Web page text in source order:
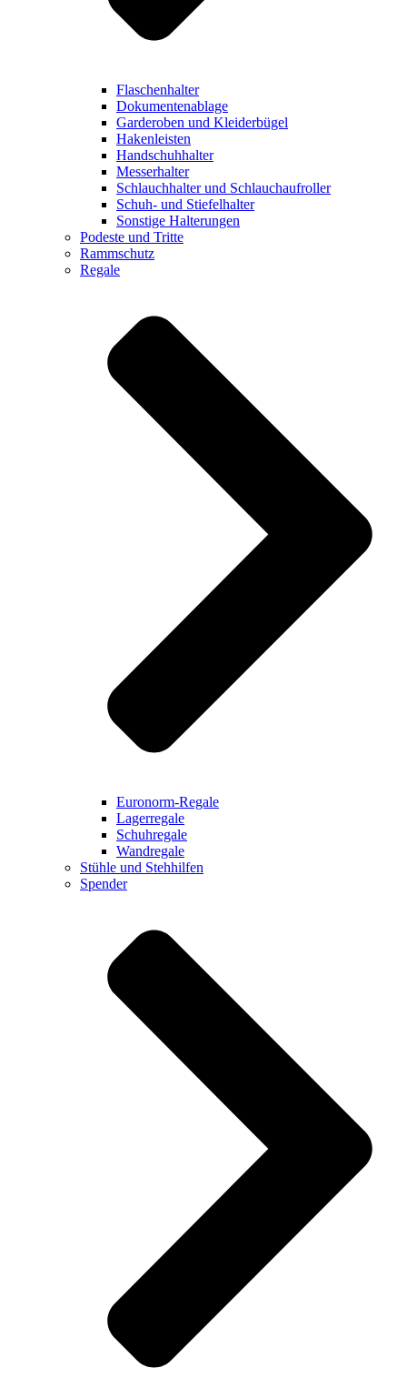
Flaschenhalter
Dokumentenablage
Garderoben und Kleiderbügel
Hakenleisten
Handschuhhalter
Messerhalter
Schlauchhalter und Schlauchaufroller
Schuh- und Stiefelhalter
Sonstige Halterungen
Podeste und Tritte
Rammschutz
Regale
Euronorm-Regale
Lagerregale
Schuhregale
Wandregale
Stühle und Stehhilfen
Spender